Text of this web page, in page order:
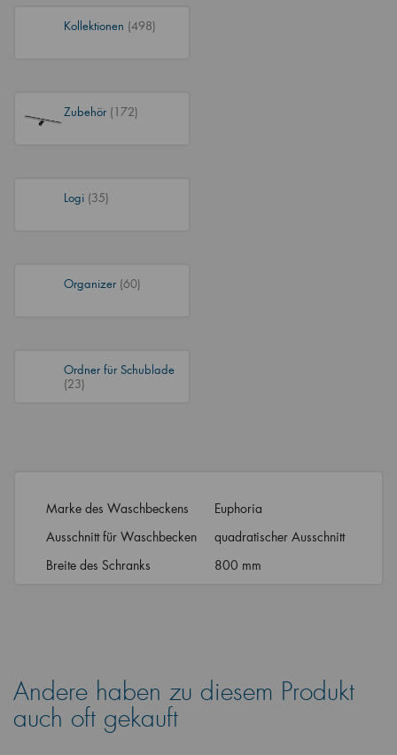
Kollektionen (498)
Zubehör (172)
Logi (35)
Organizer (60)
Ordner für Schublade
(23)
Marke des Waschbeckens
Euphoria
Ausschnitt für Waschbecken
quadratischer Ausschnitt
Breite des Schranks
800 mm
Andere haben zu diesem Produkt
auch oft gekauft